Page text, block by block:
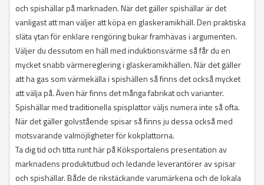
och spishällar på marknaden. När det gäller spishällar är det
vanligast att man väljer att köpa en glaskeramikhäll. Den praktiska
släta ytan för enklare rengöring bukar framhävas i argumenten.
Väljer du dessutom en häll med induktionsvärme så får du en
mycket snabb värmereglering i glaskeramikhällen. När det gäller
att ha gas som värmekälla i spishällen så finns det också mycket
att välja på. Även här finns det många fabrikat och varianter.
Spishällar med traditionella spisplattor väljs numera inte så ofta.
När det gäller golvstående spisar så finns ju dessa också med
motsvarande valmöjligheter för kokplattorna.
Ta dig tid och titta runt här på Köksportalens presentation av
marknadens produktutbud och ledande leverantörer av spisar
och spishällar. Både de rikstäckande varumärkena och de lokala